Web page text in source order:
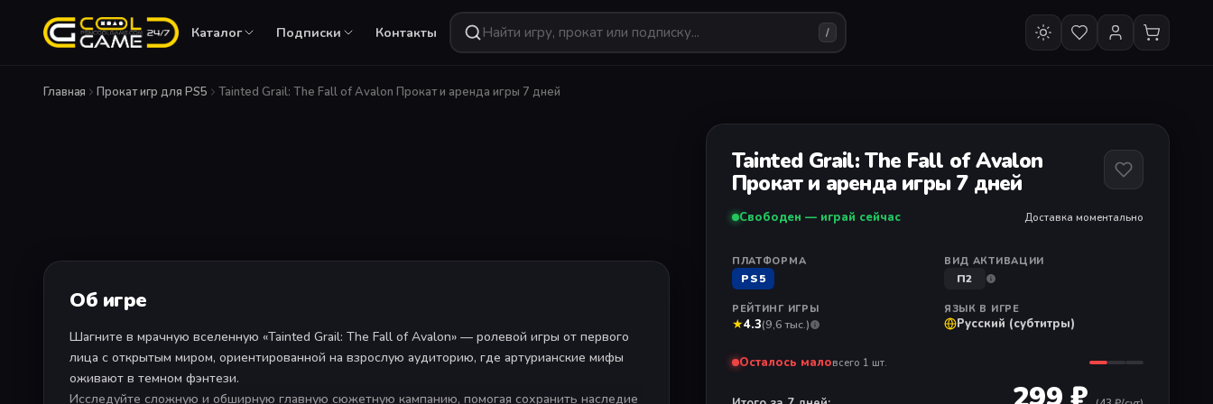
Каталог
Crimson Desert
Новинка — уже в каталоге
Подписки Контакты /
Главная Прокат игр для PS5 Tainted Grail: The Fall of Avalon Прокат и аренда игры 7 дней
Tainted Grail: The Fall of Avalon
Прокат и аренда игры 7 дней
Свободен — играй сейчас Доставка моментально
ПЛАТФОРМА
PS5
ВИД АКТИВАЦИИ
П2
РЕЙТИНГ ИГРЫ
★4.3(9,6 тыс.)
ЯЗЫК В ИГРЕ
Русский (субтитры)
Осталось маловсего 1 шт.
Об игре
Шагните в мрачную вселенную «Tainted Grail: The Fall of Avalon» — ролевой игры от первого
лица с открытым миром, ориентированной на взрослую аудиторию, где артурианские мифы
оживают в темном фэнтези.
Исследуйте сложную и обширную главную сюжетную кампанию, помогая сохранить наследие